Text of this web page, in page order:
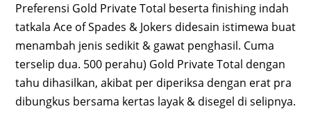
Preferensi Gold Private Total beserta finishing indah
tatkala Ace of Spades & Jokers didesain istimewa buat
menambah jenis sedikit & gawat penghasil. Cuma
terselip dua. 500 perahu) Gold Private Total dengan
tahu dihasilkan, akibat per diperiksa dengan erat pra
dibungkus bersama kertas layak & disegel di selipnya.